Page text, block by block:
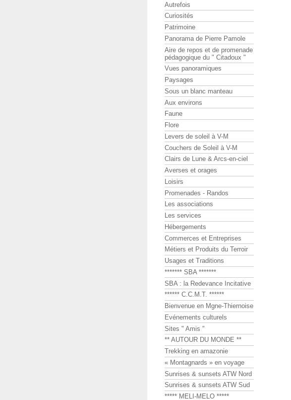
Autrefois
Curiosités
Patrimoine
Panorama de Pierre Pamole
Aire de repos et de promenade
pédagogique du " Citadoux "
Vues panoramiques
Paysages
Sous un blanc manteau
Aux environs
Faune
Flore
Levers de soleil à V-M
Couchers de Soleil à V-M
Clairs de Lune & Arcs-en-ciel
Averses et orages
Loisirs
Promenades - Randos
Les associations
Les services
Hébergements
Commerces et Entreprises
Métiers et Produits du Terroir
Usages et Traditions
******* SBA *******
SBA : la Redevance Incitative
****** C.C.M.T. ******
Bienvenue en Mgne-Thiernoise
Evénements culturels
Sites " Amis "
** AUTOUR DU MONDE **
Trekking en amazonie
« Montagnards » en voyage
Sunrises & sunsets ATW Nord
Sunrises & sunsets ATW Sud
***** MELI-MELO *****